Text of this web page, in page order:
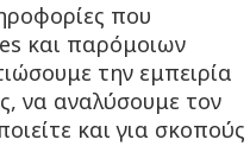
Χειρόμιζα για
GX160-GX200 6.5hp
Σε απόθεμα
που
και παρόμοιων
την εμπειρία
να αναλύσουμε τον
και για σκοπούς